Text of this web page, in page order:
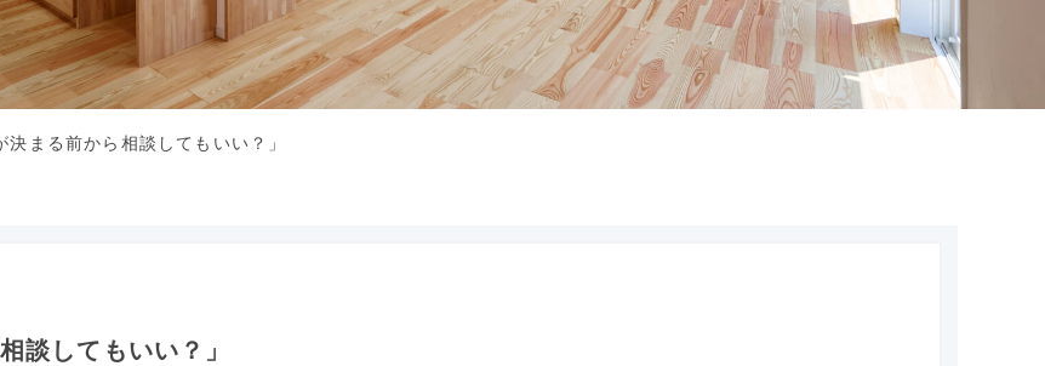
まる前から相談してもいい？」
談してもいい？」